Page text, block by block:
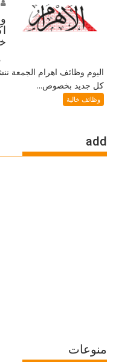
اليوم وظائف اهرام الجمعة
كل جديد بخصوص...
وظائف خالية
add
منوعات